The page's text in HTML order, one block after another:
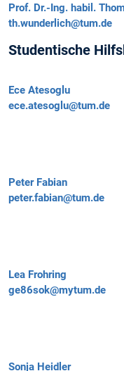
Prof. Dr.-Ing. habil.
th.wunderlich@tum.de
Studentische
Ece Atesoglu
ece.atesoglu@tum.de
Peter Fabian
peter.fabian@tum.de
Lea Frohring
ge86sok@mytum.de
Sonja Heidler